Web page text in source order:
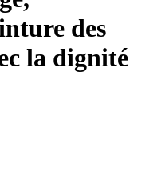
des
la dignité